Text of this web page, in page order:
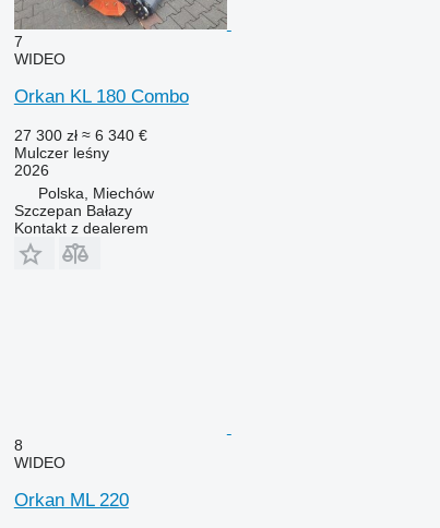
7
WIDEO
Orkan KL 180 Combo
27 300 zł ≈ 6 340 €
Mulczer leśny
2026
Polska, Miechów
Szczepan Bałazy
Kontakt z dealerem
8
WIDEO
Orkan ML 220